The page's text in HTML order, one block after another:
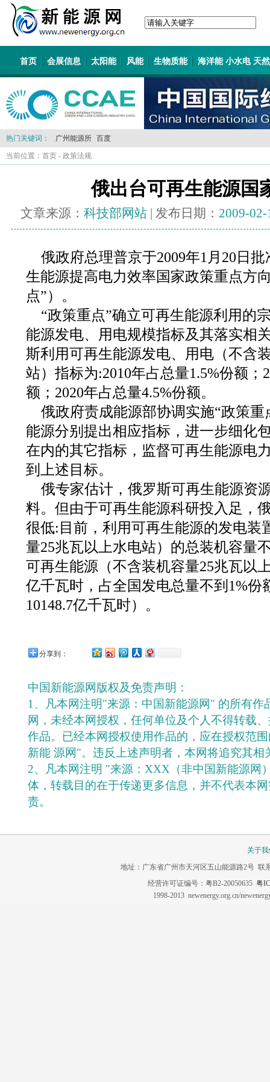
首页 会展信息 太阳能 风能 生物质能 海洋能 小水电 天
热门关键词： 广州能源所 百度
当前位置： 首页 - 政策法规
俄出台可再生能源国
文章来源： 科技部网站| 发布日期： 2009-02-
俄政府总理普京于2009年1月20日
生能源提高电力效率国家政策重点方
点”）。
“政策重点”确立可再生能源利用的
能源发电、用电规模指标及其落实相
斯利用可再生能源发电、用电（不含
站）指标为:2010年占总量1.5%份额；
额；2020年占总量4.5%份额。
俄政府责成能源部协调实施“政策
能源分别提出相应指标，进一步细化
在内的其它指标，监督可再生能源电
到上述目标。
俄专家估计，俄罗斯可再生能源资
料。但由于可再生能源科研投入足，
很低:目前，利用可再生能源的发电装
量25兆瓦以上水电站）的总装机容量
可再生能源（不含装机容量25兆瓦以
亿千瓦时，占全国发电总量不到1%份
10148.7亿千瓦时）。
分享到：
中国新能源网版权及免责声明：
1、凡本网注明"来源：中国新能源网" 的所有作
网，未经本网授权，任何单位及个人不得转载
作品。已经本网授权使用作品的，应在授权范
新能 源网"。违反上述声明者，本网将追究其相
2、凡本网注明 "来源：XXX（非中国新能源网
体，转载目的在于传递更多信息，并不代表本
责。
关于
地址：广东省广州市天河区五山能源路2号 联
经营许可证编号：粤B2-20050635 粤
1998-2013 newenergy.org.cn/